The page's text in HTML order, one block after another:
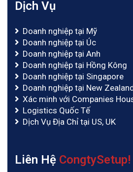
Dịch Vụ
Doanh nghiệp tại Mỹ
Doanh nghiệp tại Úc
Doanh nghiệp tại Anh
Doanh nghiệp tại Hồng Kông
Doanh nghiệp tại Singapore
Doanh nghiệp tại New
Xác minh với Companies
Logistics Quốc Tế
Dịch Vụ Địa Chỉ tại US, UK
Liên Hệ CongtySetup!